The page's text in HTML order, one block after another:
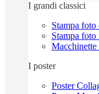
I grandi classici
Stampa foto
Stampa
I poster
Poster